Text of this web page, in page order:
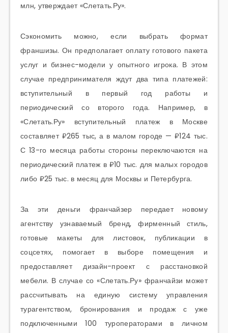
млн, утверждает «Слетать.Ру».
Сэкономить можно, если выбрать формат
франшизы. Он предполагает оплату готового пакета
услуг и бизнес-модели у опытного игрока. В этом
случае предпринимателя ждут два типа платежей:
вступительный в первый год работы и
периодический со второго года. Например, в
«Слетать.Ру» вступительный платеж в Москве
составляет ₽265 тыс, а в малом городе — ₽124 тыс.
С 13-го месяца работы стороны переключаются на
периодический платеж в ₽10 тыс. для малых городов
либо ₽25 тыс. в месяц для Москвы и Петербурга.
За эти деньги франчайзер передает новому
агентству узнаваемый бренд, фирменный стиль,
готовые макеты для листовок, публикации в
соцсетях, помогает в выборе помещения и
предоставляет дизайн-проект с расстановкой
мебели. В случае со «Слетать.Ру» франчайзи может
рассчитывать на единую систему управления
турагентством, бронирования и продаж с уже
подключенными 100 туроператорами в личном